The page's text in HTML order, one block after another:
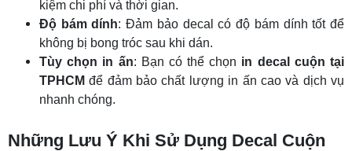
kiệm chi phí và thời gian.
Độ bám dính: Đảm bảo decal có độ bám dính tốt để
không bị bong tróc sau khi dán.
Tùy chọn in ấn: Bạn có thể chọn in decal cuộn tại
TPHCM để đảm bảo chất lượng in ấn cao và dịch vụ
nhanh chóng.
Những Lưu Ý Khi Sử Dụng Decal Cuộn